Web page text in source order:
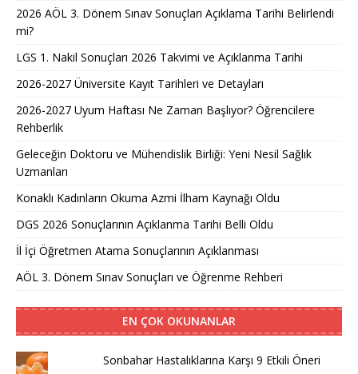
2026 AÖL 3. Dönem Sınav Sonuçları Açıklama Tarihi Belirlendi
mi?
LGS 1. Nakil Sonuçları 2026 Takvimi ve Açıklanma Tarihi
2026-2027 Üniversite Kayıt Tarihleri ve Detayları
2026-2027 Uyum Haftası Ne Zaman Başlıyor? Öğrencilere
Rehberlik
Geleceğin Doktoru ve Mühendislik Birliği: Yeni Nesil Sağlık
Uzmanları
Konaklı Kadınların Okuma Azmi İlham Kaynağı Oldu
DGS 2026 Sonuçlarının Açıklanma Tarihi Belli Oldu
İl İçi Öğretmen Atama Sonuçlarının Açıklanması
AÖL 3. Dönem Sınav Sonuçları ve Öğrenme Rehberi
EN ÇOK OKUNANLAR
Sonbahar Hastalıklarına Karşı 9 Etkili Öneri